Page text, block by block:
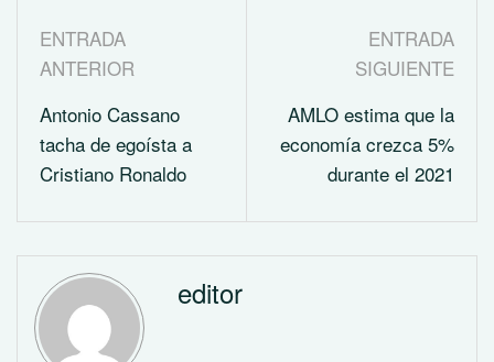
ENTRADA
ANTERIOR
Antonio Cassano
tacha de egoísta a
Cristiano Ronaldo
ENTRADA
SIGUIENTE
AMLO estima que la
economía crezca 5%
durante el 2021
editor